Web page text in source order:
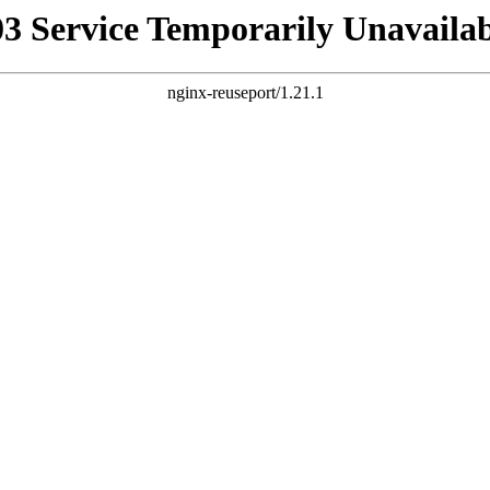
Service Temporarily
nginx-reuseport/1.21.1